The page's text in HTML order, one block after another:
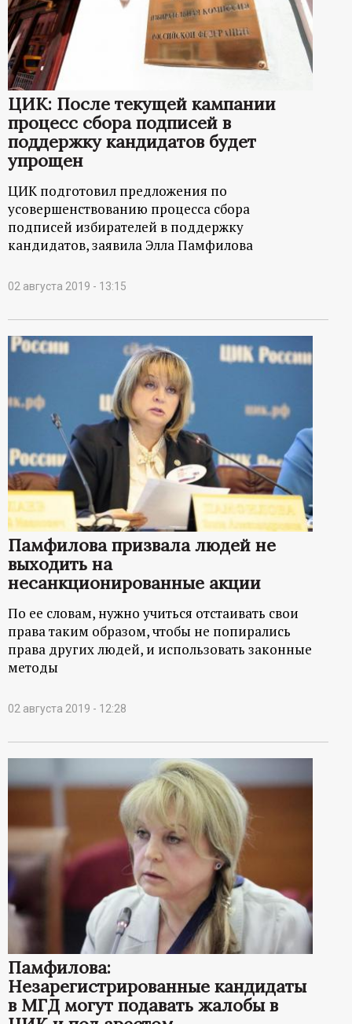
т
а
л
ЦИК: После текущей кампании
процесс сбора подписей в
поддержку кандидатов будет
упрощен
ЦИК подготовил предложения по
усовершенствованию процесса сбора
подписей избирателей в поддержку
кандидатов, заявила Элла Памфилова
02 августа 2019 - 13:15
Памфилова призвала людей не
выходить на
несанкционированные акции
По ее словам, нужно учиться отстаивать свои
права таким образом, чтобы не попирались
права других людей, и использовать законные
методы
02 августа 2019 - 12:28
Памфилова:
Незарегистрированные кандидаты
в МГД могут подавать жалобы в